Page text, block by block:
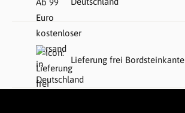
Lieferung frei Bordsteinkante